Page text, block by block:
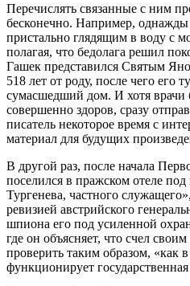
Перечислять связанные с ним
бесконечно. Например,
пристально глядящим в воду с
полагая, что бедолага решил
Гашек представился Святым
518 лет от роду, после чего его
сумасшедший дом. И хотя врачи
совершенно здоров, сразу
писатель некоторое время с
материал для будущих
В другой раз, после начала
поселился в пражском отеле
Тургенева, частного
ревизией австрийского
шпиона его под усиленной
где он объясняет, что счел
проверить таким образом, «как
функционирует